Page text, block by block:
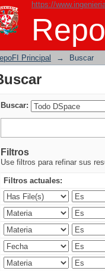
https://
Principal → Buscar
Buscar:
Filtros
Use filtros para refinar sus
Filtros actuales: